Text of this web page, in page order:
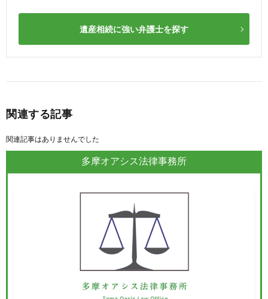
遺産相続に強い弁護士を探す
関連する記事
関連記事はありませんでした
多摩オアシス法律事務所